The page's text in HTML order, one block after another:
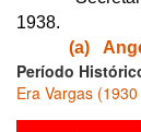
1938.
(a)
Período
Era Vargas